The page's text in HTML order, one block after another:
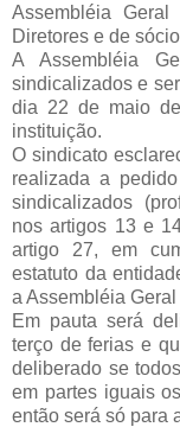
Assembléia
Diretores e de
A Assembléia
sindicalizados e
dia 22 de maio
instituição.
O sindicato
realizada a
sindicalizados
nos artigos 13 e
artigo 27, em
estatuto da
a Assembléia
Em pauta será
terço de ferias e
deliberado se
em partes iguais
então será só para